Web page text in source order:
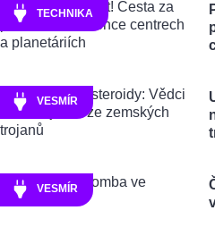
TECHNIKA
VESMÍR
VESMÍR